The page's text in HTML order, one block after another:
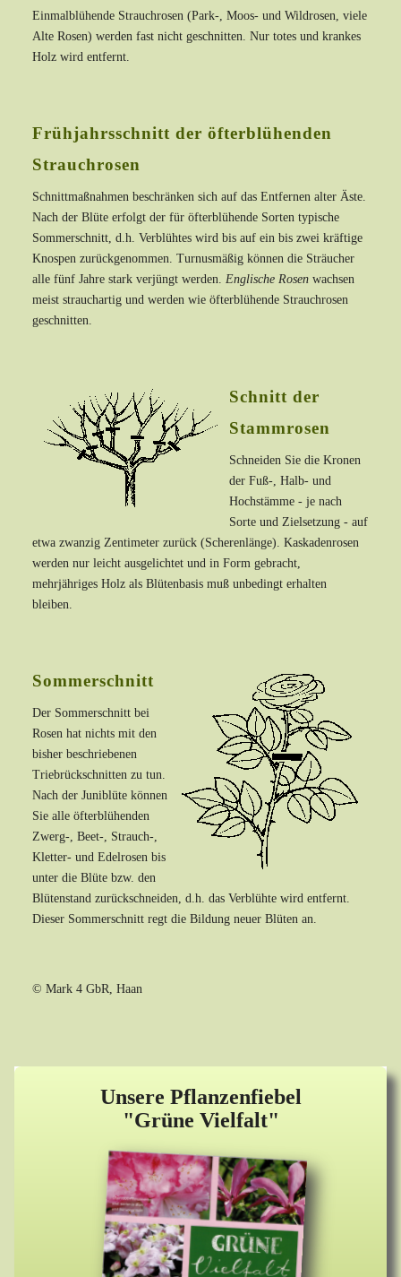
Unsere Pflanzenfiebel
"Grüne Vielfalt"
Einmalblühende Strauchrosen (Park-, Moos- und Wildrosen, viele
Alte Rosen) werden fast nicht geschnitten. Nur totes und krankes
Holz wird entfernt.
Frühjahrsschnitt der öfterblühenden
Strauchrosen
Schnittmaßnahmen beschränken sich auf das Entfernen alter Äste.
Nach der Blüte erfolgt der für öfterblühende Sorten typische
Sommerschnitt, d.h. Verblühtes wird bis auf ein bis zwei kräftige
Knospen zurückgenommen. Turnusmäßig können die Sträucher
alle fünf Jahre stark verjüngt werden.Englische Rosen wachsen
meist strauchartig und werden wie öfterblühende Strauchrosen
geschnitten.
Schnitt der
Stammrosen
Schneiden Sie die Kronen
der Fuß-, Halb- und
Hochstämme - je nach
Sorte und Zielsetzung - auf
etwa zwanzig Zentimeter zurück (Scherenlänge). Kaskadenrosen
werden nur leicht ausgelichtet und in Form gebracht,
mehrjähriges Holz als Blütenbasis muß unbedingt erhalten
bleiben.
Sommerschnitt
Der Sommerschnitt bei
Rosen hat nichts mit den
bisher beschriebenen
Triebrückschnitten zu tun.
Nach der Juniblüte können
Sie alle öfterblühenden
Zwerg-, Beet-, Strauch-,
Kletter- und Edelrosen bis
unter die Blüte bzw. den
Blütenstand zurückschneiden, d.h. das Verblühte wird entfernt.
Dieser Sommerschnitt regt die Bildung neuer Blüten an.
© Mark 4 GbR, Haan